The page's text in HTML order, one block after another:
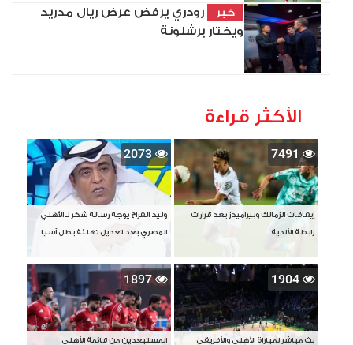
خبر
رودري يرفض عرض ريال مدريد
ويختار برشلونة
الأكثر قراءة
7491
إيقافات الزمالك وبيراميدز بعد قرارات
رابطة الأندية
2073
وليد الفراج يوجه رسالة شكر لـ الأهلي
المصري بعد تعديل تهنئة بطل آسيا
1904
بث مباشر لمباراة الأهلي والأفريقي
1897
المستبعدين من قائمة الأهلي